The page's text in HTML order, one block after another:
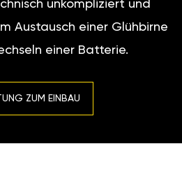
unkompliziert und
Austausch einer Glühbirne
einer Batterie.
ZUM EINBAU